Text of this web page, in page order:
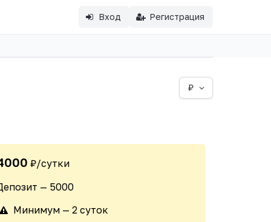
Вход Регистрация
₽
₽/сутки
— 5000
Минимум — 2 суток